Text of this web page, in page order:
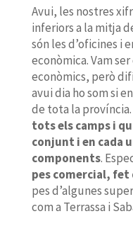
Avui, les nostres
inferiors a la mitja
són les d’oficines i
econòmica. Vam
econòmics, però
avui dia ho som si
de tota la província.
tots els camps i
conjunt i en cada
components.
pes comercial,
pes d’algunes
com a Terrassa i